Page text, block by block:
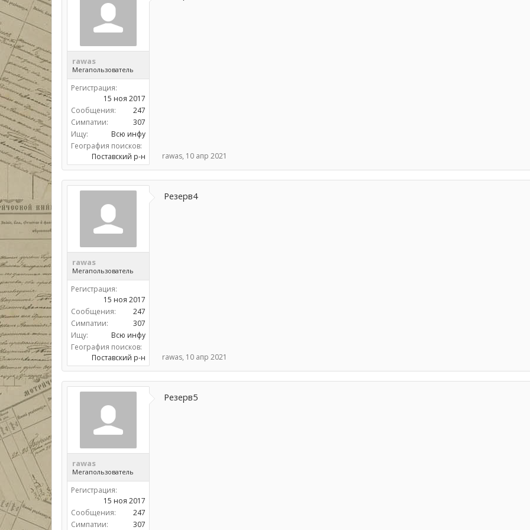
rawas
Мегапользователь
Регистрация:
15 ноя 2017
Сообщения:
247
Симпатии:
307
Ищу:
Всю инфу
География поисков:
Поставский р-н
rawas, 10 апр 2021
rawas
Мегапользователь
Регистрация:
15 ноя 2017
Сообщения:
247
Симпатии:
307
Ищу:
Всю инфу
География поисков:
Поставский р-н
Резерв4
rawas, 10 апр 2021
rawas
Мегапользователь
Регистрация:
15 ноя 2017
Сообщения:
247
Симпатии:
307
Резерв5